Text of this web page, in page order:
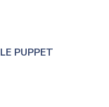
PUPPET